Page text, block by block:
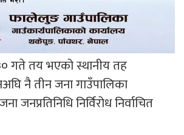
गते तय भएको स्थानीय तह
नै तीन जना गाउँपालिका
जनप्रतिनिधि निर्विरोध निर्वाचित